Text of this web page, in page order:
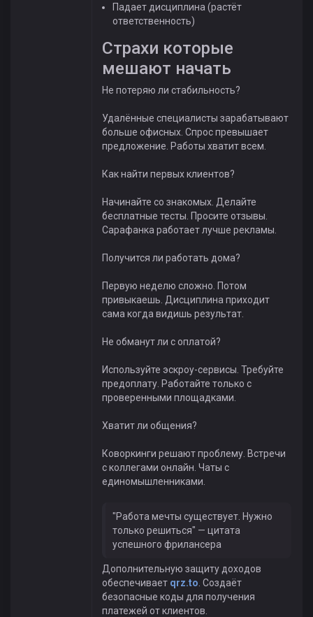
Падает дисциплина (растёт
ответственность)
Страхи которые
мешают начать
Не потеряю ли стабильность?
Удалённые специалисты зарабатывают
больше офисных. Спрос превышает
предложение. Работы хватит всем.
Как найти первых клиентов?
Начинайте со знакомых. Делайте
бесплатные тесты. Просите отзывы.
Сарафанка работает лучше рекламы.
Получится ли работать дома?
Первую неделю сложно. Потом
привыкаешь. Дисциплина приходит
сама когда видишь результат.
Не обманут ли с оплатой?
Используйте эскроу-сервисы. Требуйте
предоплату. Работайте только с
проверенными площадками.
Хватит ли общения?
Коворкинги решают проблему. Встречи
с коллегами онлайн. Чаты с
единомышленниками.
"Работа мечты существует. Нужно
только решиться" — цитата
успешного фрилансера
Дополнительную защиту доходов
обеспечивает qrz.to . Создаёт
безопасные коды для получения
платежей от клиентов.